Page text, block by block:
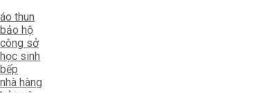
thun
hộ
sở
sinh
hàng